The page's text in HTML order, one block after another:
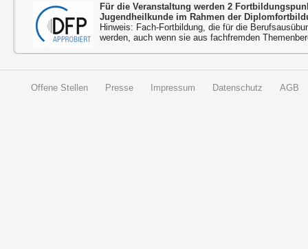
Für die Veranstaltung werden 2
Jugendheilkunde im Rahmen der
Hinweis: Fach-Fortbildung, die für die
werden, auch wenn sie aus fachfremden
Offene Stellen Presse Impressum Datenschutz AGB